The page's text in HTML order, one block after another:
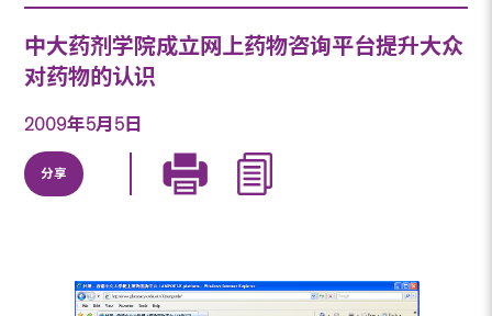
中大药剂学院成立网上药物咨询平台提升大众
对药物的认识
2009年5月5日
分享